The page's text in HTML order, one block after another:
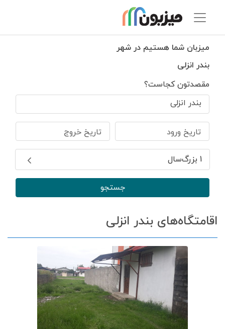
میزبان شما هستیم در شهر
بندر انزلی
مقصدتون کجاست؟
بندر انزلی
تاریخ ورود تاریخ خروج
1 بزرگ‌سال
جستجو
اقامتگاه‌های بندر انزلی